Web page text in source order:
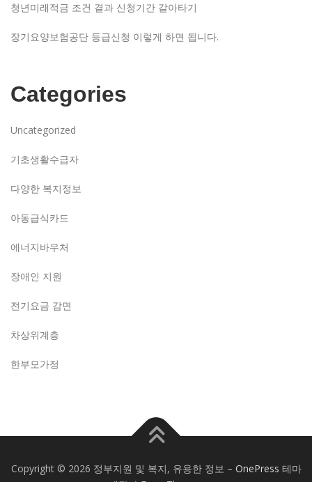
청년미래적금 조건 결과 신청기간 갈아타기
장기요양보험공단 등급신청 이렇게 하면 됩니다.
Categories
Uncategorized
기초생활수급자
다양한 복지정보
아동급식카드
에너지바우처
장애인 지원
전기요금 감면
차상위계층
한부모가정
Copyright © 2026 정부지원 및 복지, 유용한 정보 – OnePress 테마